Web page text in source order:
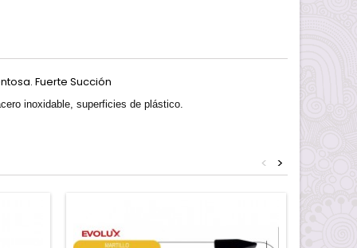
Fuerte Succión
inoxidable, superficies de plástico.
>
<